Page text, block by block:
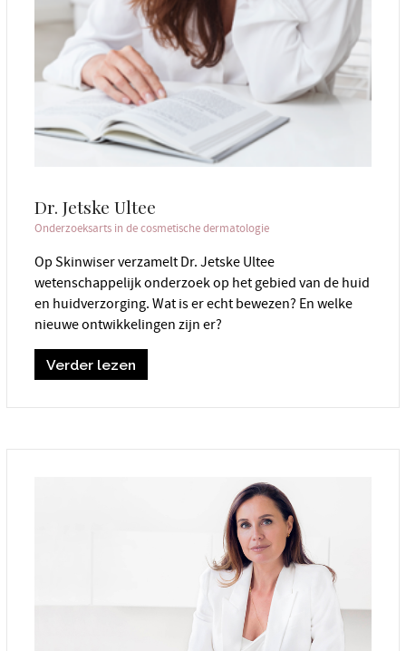
Dr. Jetske Ultee
Onderzoeksarts in de cosmetische dermatologie
Op Skinwiser verzamelt Dr. Jetske Ultee
wetenschappelijk onderzoek op het gebied van de huid
en huidverzorging. Wat is er echt bewezen? En welke
nieuwe ontwikkelingen zijn er?
Verder lezen